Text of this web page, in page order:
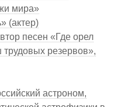
мира»
(актер)
песен «Где орел
резервов»,
астроном,